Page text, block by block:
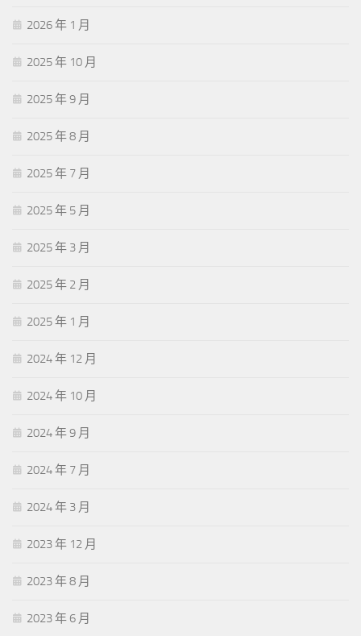
2026 年 1 月
2025 年 10 月
2025 年 9 月
2025 年 8 月
2025 年 7 月
2025 年 5 月
2025 年 3 月
2025 年 2 月
2025 年 1 月
2024 年 12 月
2024 年 10 月
2024 年 9 月
2024 年 7 月
2024 年 3 月
2023 年 12 月
2023 年 8 月
2023 年 6 月